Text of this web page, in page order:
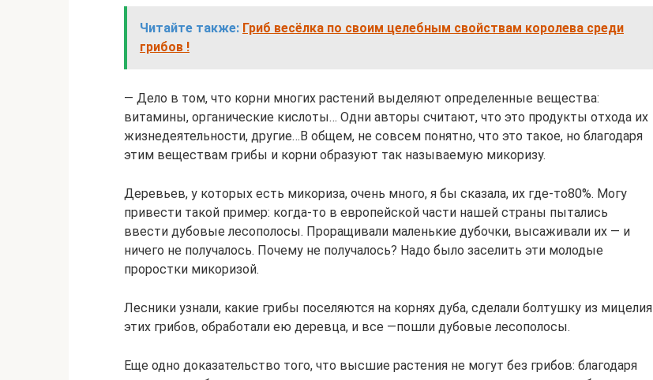
Читайте также: Гриб весёлка по своим целебным свойствам королева среди
грибов !
— Дело в том, что корни многих растений выделяют определенные вещества:
витамины, органические кислоты… Одни авторы считают, что это продукты отхода их
жизнедеятельности, другие…В общем, не совсем понятно, что это такое, но благодаря
этим веществам грибы и корни образуют так называемую микоризу.
Деревьев, у которых есть микориза, очень много, я бы сказала, их где-то80%. Могу
привести такой пример: когда-то в европейской части нашей страны пытались
ввести дубовые лесополосы. Проращивали маленькие дубочки, высаживали их — и
ничего не получалось. Почему не получалось? Надо было заселить эти молодые
проростки микоризой.
Лесники узнали, какие грибы поселяются на корнях дуба, сделали болтушку из мицелия
этих грибов, обработали ею деревца, и все —пошли дубовые лесополосы.
Еще одно доказательство того, что высшие растения не могут без грибов: благодаря